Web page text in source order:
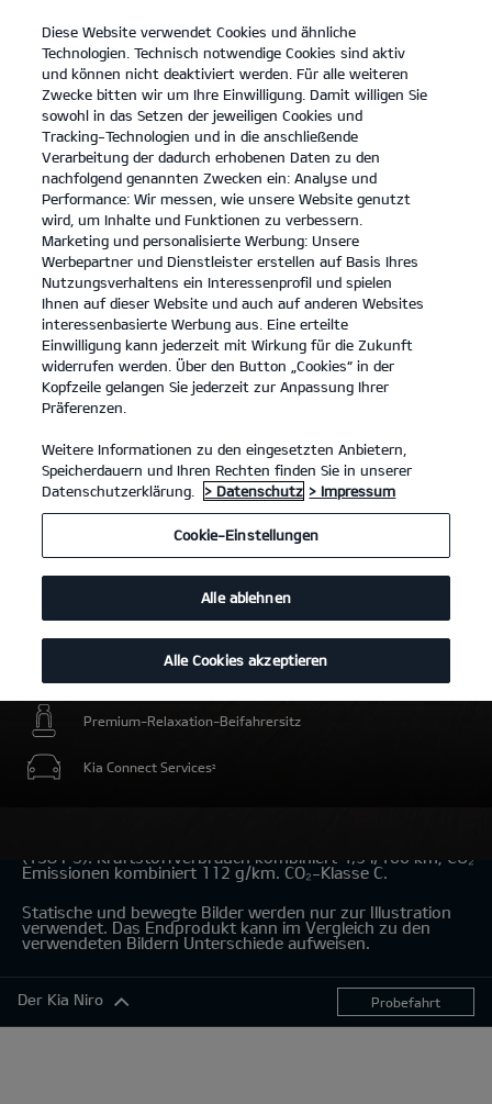
open
menu
KONTAKT
Entdecken
... ... ENTDECKEN
Der Kia Niro.
Denk einfach mal größer.
Intelligente elektrische Energiereserve für Umweltzonen
Premium-Relaxation-Beifahrersitz
Kia Connect Services2
(138 PS): Kraftstoffverbrauch kombiniert 4,9 l/100 km; CO₂-
Emissionen kombiniert 112 g/km. CO₂-Klasse C.
Statische und bewegte Bilder werden nur zur Illustration
verwendet. Das Endprodukt kann im Vergleich zu den
verwendeten Bildern Unterschiede aufweisen.
Der Kia Niro Probefahrt
Diese Website verwendet Cookies und ähnliche
Technologien. Technisch notwendige Cookies sind aktiv
und können nicht deaktiviert werden. Für alle weiteren
Zwecke bitten wir um Ihre Einwilligung. Damit willigen Sie
sowohl in das Setzen der jeweiligen Cookies und
Tracking-Technologien und in die anschließende
Verarbeitung der dadurch erhobenen Daten zu den
nachfolgend genannten Zwecken ein: Analyse und
Performance: Wir messen, wie unsere Website genutzt
wird, um Inhalte und Funktionen zu verbessern.
Marketing und personalisierte Werbung: Unsere
Werbepartner und Dienstleister erstellen auf Basis Ihres
Nutzungsverhaltens ein Interessenprofil und spielen
Ihnen auf dieser Website und auch auf anderen Websites
interessenbasierte Werbung aus. Eine erteilte
Einwilligung kann jederzeit mit Wirkung für die Zukunft
widerrufen werden. Über den Button „Cookies“ in der
Kopfzeile gelangen Sie jederzeit zur Anpassung Ihrer
Präferenzen.
Weitere Informationen zu den eingesetzten Anbietern,
Speicherdauern und Ihren Rechten finden Sie in unserer
Datenschutzerklärung.
> Datenschutz > Impressum
Cookie-Einstellungen
Alle ablehnen
Alle Cookies akzeptieren